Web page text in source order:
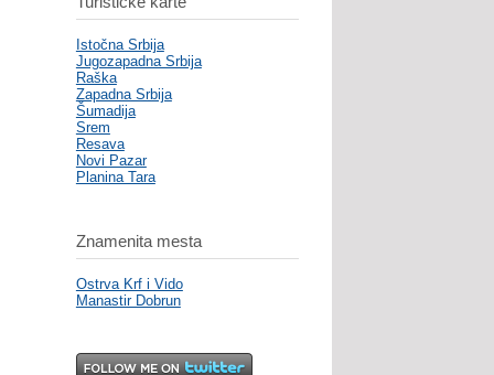
Istočna Srbija
Jugozapadna Srbija
Raška
Zapadna Srbija
Šumadija
Srem
Resava
Novi Pazar
Planina Tara
Znamenita mesta
Ostrva Krf i Vido
Manastir Dobrun